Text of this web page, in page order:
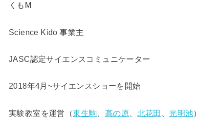
くもM
Science Kido 事業主
JASC認定サイエンスコミュニケーター
2018年4月~サイエンスショーを開始
実験教室を運営（東生駒 高の原 北花田 、光明池）